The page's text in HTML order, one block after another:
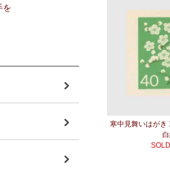
寒中見舞いはが